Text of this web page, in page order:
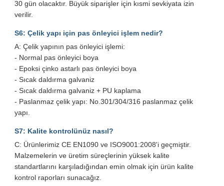
30 gün olacaktır. Büyük siparişler için kısmi sevkiyata izin
verilir.
S6: Çelik yapı için pas önleyici işlem nedir?
A: Çelik yapının pas önleyici işlemi:
- Normal pas önleyici boya
- Epoksi çinko astarlı pas önleyici boya
- Sıcak daldırma galvaniz
- Sıcak daldırma galvaniz + PU kaplama
- Paslanmaz çelik yapı: No.301/304/316 paslanmaz çelik
yapı.
S7: Kalite kontrolünüz nasıl?
C: Ürünlerimiz CE EN1090 ve ISO9001:2008'i geçmiştir.
Malzemelerin ve üretim süreçlerinin yüksek kalite
standartlarını karşıladığından emin olmak için ürün kalite
kontrol raporları sunacağız.